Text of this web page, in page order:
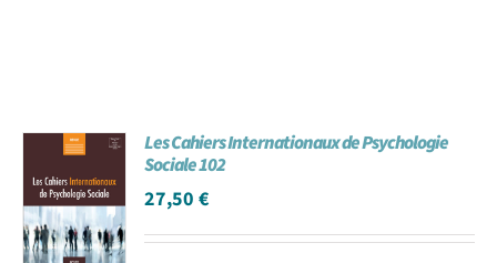
Les Cahiers Internationaux de Psychologie
Sociale 102
27,50€